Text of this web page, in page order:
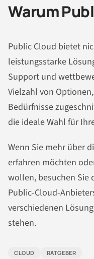
Warum
Public Cloud bietet
leistungsstarke
Support und
Vielzahl von
Bedürfnisse
die ideale Wahl für
Wenn Sie mehr über
erfahren möchten
wollen, besuchen Sie
Public-Cloud-
verschiedenen
stehen.
CLOUD RATGEBER